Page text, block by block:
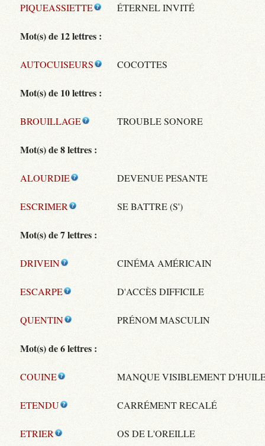
PIQUEASSIETTE ÉTERNEL INVITÉ
Mot(s) de 12 lettres :
AUTOCUISEURS COCOTTES
Mot(s) de 10 lettres :
BROUILLAGE TROUBLE SONORE
Mot(s) de 8 lettres :
ALOURDIE DEVENUE PESANTE
ESCRIMER SE BATTRE (S')
Mot(s) de 7 lettres :
DRIVEIN CINÉMA AMÉRICAIN
ESCARPE D'ACCÈS DIFFICILE
QUENTIN PRÉNOM MASCULIN
Mot(s) de 6 lettres :
COUINE MANQUE VISIBLEMENT
ETENDU CARRÉMENT RECALÉ
ETRIER OS DE L'OREILLE